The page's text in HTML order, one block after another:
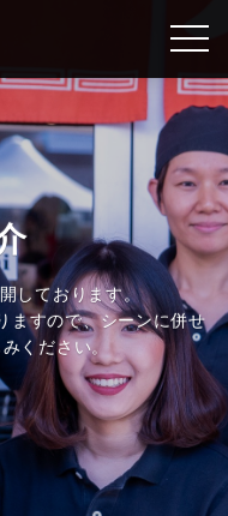
しております。
ますので、シーンに併せ
ください。